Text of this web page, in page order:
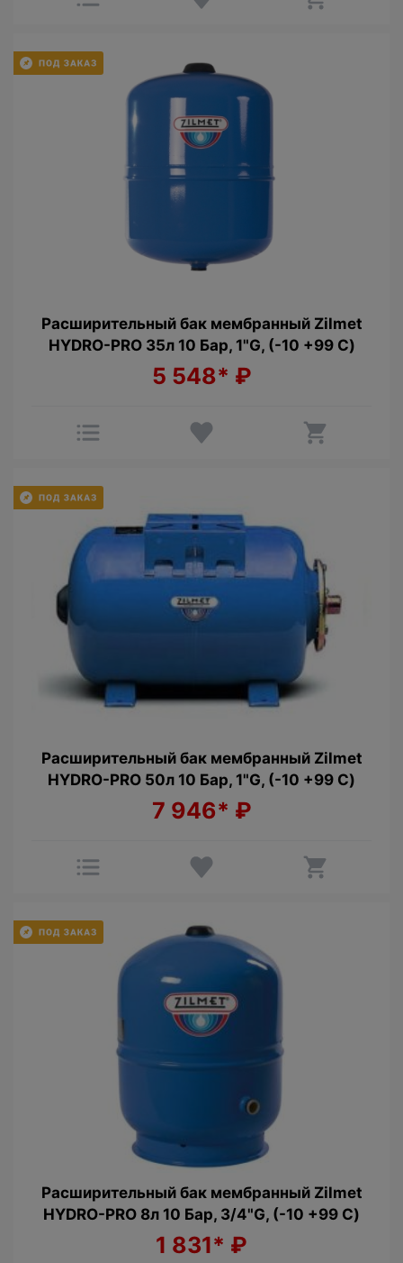
Расширительный бак мембранный Zilmet
HYDRO-PRO 35л 10 Бар, 1"G, (-10 +99 С)
5 548* ₽
Расширительный бак мембранный Zilmet
HYDRO-PRO 50л 10 Бар, 1"G, (-10 +99 С)
7 946* ₽
Расширительный бак мембранный Zilmet
HYDRO-PRO 8л 10 Бар, 3/4"G, (-10 +99 С)
1 831* ₽